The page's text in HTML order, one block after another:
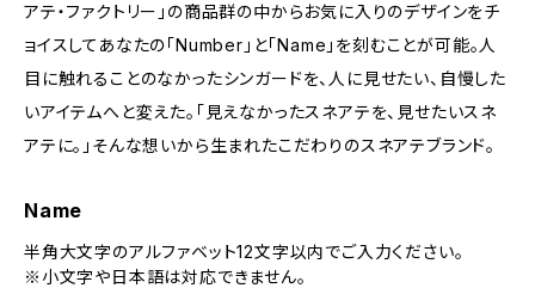
アテ・ファクトリー」の商品群の中からお気に入りのデザインをチ
ョイスしてあなたの「Number」と「Name」を刻むことが可能。人
目に触れることのなかったシンガードを、人に見せたい、自慢した
いアイテムへと変えた。「見えなかったスネアテを、見せたいスネ
アテに。」そんな想いから生まれたこだわりのスネアテブランド。
Name
半角大文字のアルファベット12文字以内でご入力ください。
※小文字や日本語は対応できません。